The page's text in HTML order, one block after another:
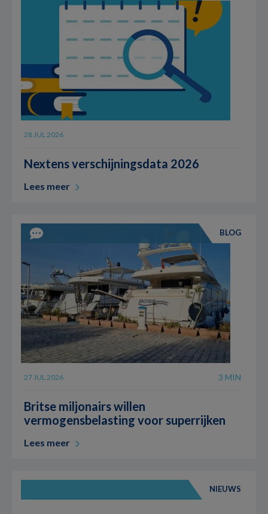
28 JUL 2026
Nextens verschijningsdata 2026
Lees meer
BLOG
27 JUL 2026 3 MIN
Britse miljonairs willen
vermogensbelasting voor superrijken
Lees meer
NIEUWS